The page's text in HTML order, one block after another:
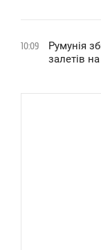
10:09
Румунія
залетів на